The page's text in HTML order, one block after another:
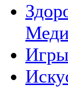
Игры